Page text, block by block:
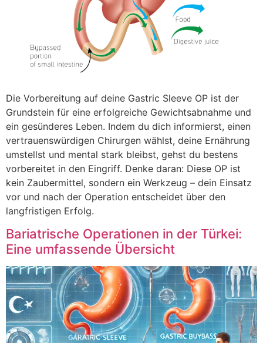
Die Vorbereitung auf deine Gastric Sleeve OP ist der
Grundstein für eine erfolgreiche Gewichtsabnahme und
ein gesünderes Leben. Indem du dich informierst, einen
vertrauenswürdigen Chirurgen wählst, deine Ernährung
umstellst und mental stark bleibst, gehst du bestens
vorbereitet in den Eingriff. Denke daran: Diese OP ist
kein Zaubermittel, sondern ein Werkzeug – dein Einsatz
vor und nach der Operation entscheidet über den
langfristigen Erfolg.
Bariatrische Operationen in der Türkei:
Eine umfassende Übersicht